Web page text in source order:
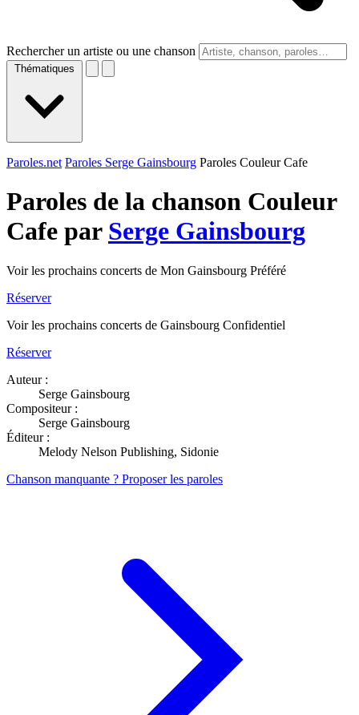
Rechercher un artiste ou une chanson
Thématiques
Paroles.net Paroles Serge Gainsbourg Paroles Couleur Cafe
Paroles de la chanson Couleur
Cafe par Serge Gainsbourg
Voir les prochains concerts de Mon Gainsbourg Préféré
Réserver
Voir les prochains concerts de Gainsbourg Confidentiel
Réserver
Auteur :
Serge Gainsbourg
Compositeur :
Serge Gainsbourg
Éditeur :
Melody Nelson Publishing, Sidonie
Chanson manquante ? Proposer les paroles